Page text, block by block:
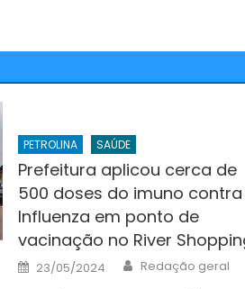
PETROLINA SAÚDE
Prefeitura aplicou cerca de
500 doses do imuno contra
Influenza em ponto de
vacinação no River
Posted
on
23/05/2024 Author
Redação geral